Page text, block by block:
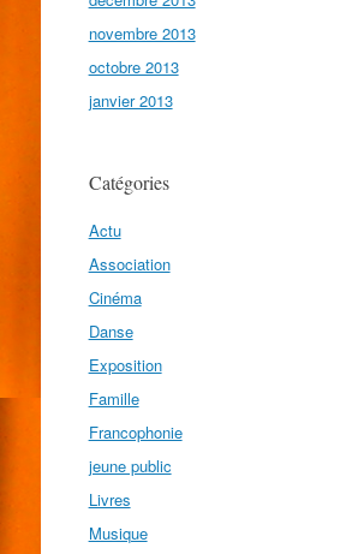
novembre 2013
octobre 2013
janvier 2013
Catégories
Actu
Association
Cinéma
Danse
Exposition
Famille
Francophonie
jeune public
Livres
Musique